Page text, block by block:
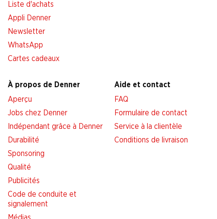
Liste d'achats
Appli Denner
Newsletter
WhatsApp
Cartes cadeaux
À propos de Denner
Aperçu
Jobs chez Denner
Indépendant grâce à Denner
Durabilité
Sponsoring
Qualité
Publicités
Code de conduite et
signalement
Aide et contact
FAQ
Formulaire de contact
Service à la clientèle
Conditions de livraison